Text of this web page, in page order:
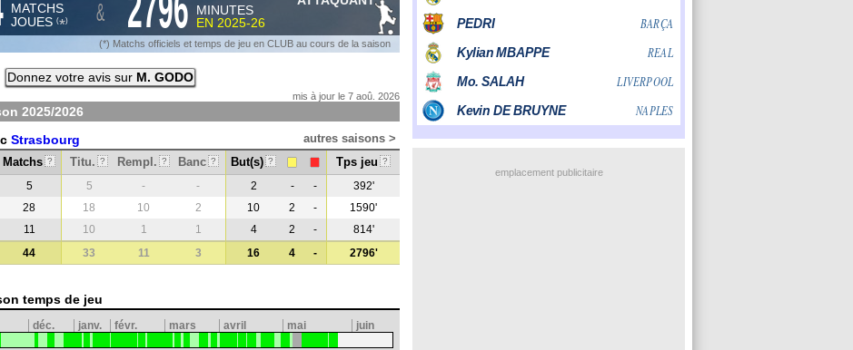
MATCHS
JOUES (*) &
MINUTES
EN 2025-26
(*) Matchs officiels et temps de jeu en CLUB au cours de la saison
Donnez votre avis sur M. GODO
mis à jour le 7 aoû. 2026
2025/2026
Strasbourg
autres saisons >
Matchs ? Titu. ? Rempl. ? Banc ? But(s) ? Tps jeu ?
5 5 - - 2 - -
392'
28 18 10 2 10 2 -
1590'
11 10 1 1 4 2 -
814'
44 33 11 3 16 4 - 2796'
temps de jeu
déc. janv. févr. mars avril mai juin
emplacement publicitaire